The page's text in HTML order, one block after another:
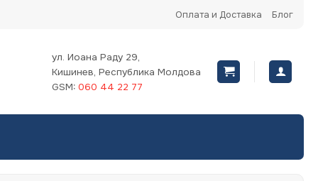
Оплата и Доставка Блог
ул. Иоана Раду 29,
Кишинев, Республика Молдова
GSM: 060 44 22 77